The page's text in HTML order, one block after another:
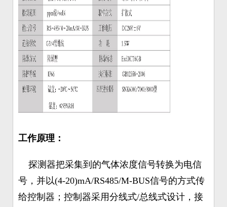
工作原理：
探测器把采集到的气体浓度信号转换为电信
号，并以(4-20)mA/RS485/M-BUS信号的方式传
给控制器；控制器采用分线式/总线式设计，接